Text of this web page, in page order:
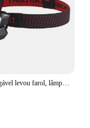
USB recarregável levou farol, lâmpada principal, luz forte, 5, 11, farol, built-in 18650 bateria, ao ar livre, pesca, camping, lanterna